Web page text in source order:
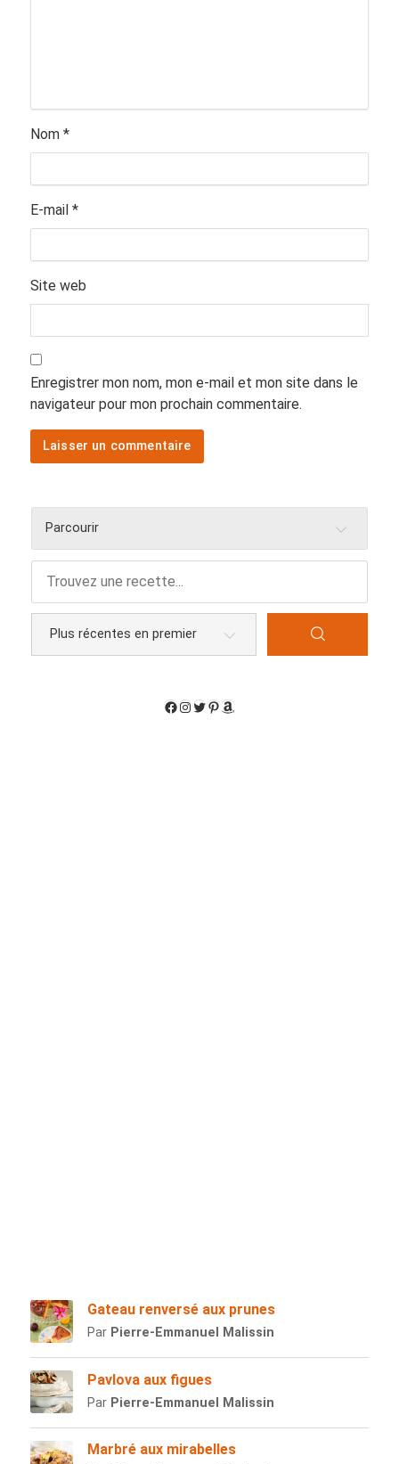
Nom *
E-mail *
Site web
Enregistrer mon nom, mon e-mail et mon site dans le
navigateur pour mon prochain commentaire.
Parcourir
Gateau renversé aux prunes
Par Pierre-Emmanuel Malissin
Pavlova aux figues
Par Pierre-Emmanuel Malissin
Marbré aux mirabelles